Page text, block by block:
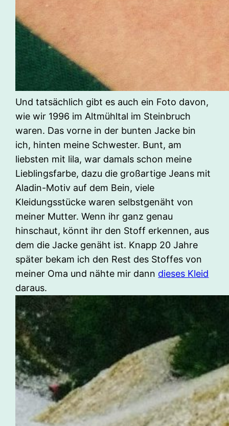
Und tatsächlich gibt es auch ein Foto davon,
wie wir 1996 im Altmühltal im Steinbruch
waren. Das vorne in der bunten Jacke bin
ich, hinten meine Schwester. Bunt, am
liebsten mit lila, war damals schon meine
Lieblingsfarbe, dazu die großartige Jeans mit
Aladin-Motiv auf dem Bein, viele
Kleidungsstücke waren selbstgenäht von
meiner Mutter. Wenn ihr ganz genau
hinschaut, könnt ihr den Stoff erkennen, aus
dem die Jacke genäht ist. Knapp 20 Jahre
später bekam ich den Rest des Stoffes von
meiner Oma und nähte mir dann dieses Kleid
daraus.